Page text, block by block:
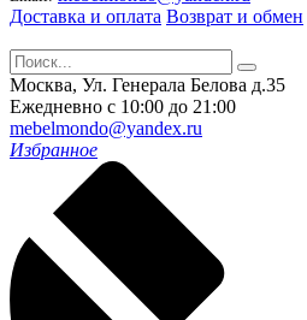
Доставка и оплата Возврат и обмен
Москва, Ул. Генерала Белова д.35
Ежедневно с 10:00 до 21:00
mebelmondo@yandex.ru
Избранное